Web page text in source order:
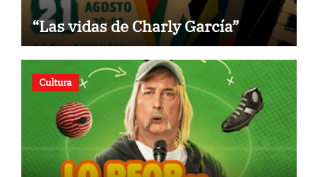
“Las vidas de Charly García”
Cultura